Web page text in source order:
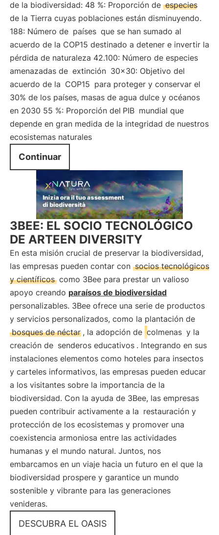
de la biodiversidad: 48 %: Proporción de especies
de la Tierra cuyas poblaciones están disminuyendo.
188: Número de países que se han sumado al
acuerdo de la COP15 destinado a detener e invertir la
pérdida de naturaleza 42.100: Número de especies
amenazadas de extinción 30x30: Objetivo del
acuerdo de la COP15 para proteger y conservar el
30% de los países, masas de agua dulce y océanos
en 2030 55 %: Proporción del PIB mundial que
depende en gran medida de la integridad de nuestros
ecosistemas naturales
Continuar
3BEE: EL SOCIO TECNOLÓGICO
DE ARTEEN DIVERSITY
En esta misión crucial de preservar la biodiversidad,
las empresas pueden contar con socios tecnológicos
y científicos como 3Bee para prestar un valioso
apoyo creando paraísos de biodiversidad
personalizables. 3Bee ofrece una serie de productos
y servicios personalizados, como la plantación de
bosques de néctar , la adopción de colmenas y la
creación de senderos educativos . Integrando en sus
instalaciones elementos como hoteles para insectos
y carteles informativos, las empresas pueden educar
a los visitantes sobre la importancia de la
biodiversidad. Con la ayuda de 3Bee, las empresas
pueden contribuir activamente a la restauración y
protección de los ecosistemas y promover una
coexistencia armoniosa entre las actividades
humanas y el mundo natural. Juntos, nos
embarcamos en un viaje hacia un futuro en el que la
biodiversidad prospere y garantice un mundo
sostenible y vibrante para las generaciones
venideras.
DESCUBRA EL OASIS